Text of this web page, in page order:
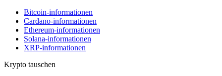
Bitcoin-informationen
Cardano-informationen
Ethereum-informationen
Solana-informationen
XRP-informationen
Krypto tauschen